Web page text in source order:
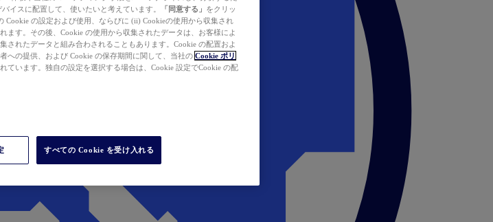
イスに配置して、使いたいと考えています。
「同意する」 をクリッ
Cookie の設定および使用、ならびに (ii) Cookieの使用から収集され
ます。その後、Cookie の使用から収集されたデータは、お客様によ
されたデータと組み合わされることもあります。Cookie の配置およ
への提供、および Cookie の保存期間に関して、当社の Cookie ポリ
ています。独自の設定を選択する場合は、Cookie 設定でCookie の配
すべての Cookie を受け入れる